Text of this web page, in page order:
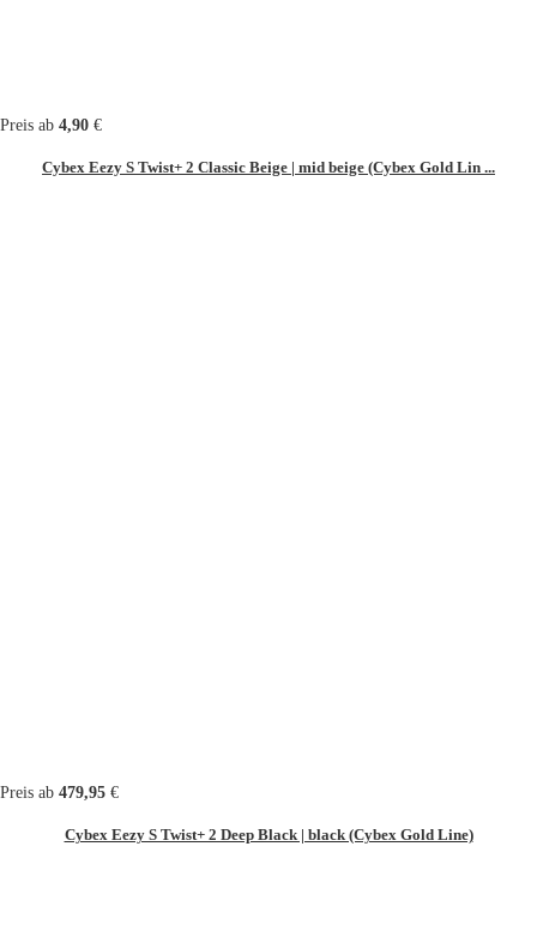
Preis ab 4,90 €
Cybex Eezy S Twist+ 2 Classic Beige | mid beige (Cybex Gold Lin ...
Preis ab 479,95 €
Cybex Eezy S Twist+ 2 Deep Black | black (Cybex Gold Line)